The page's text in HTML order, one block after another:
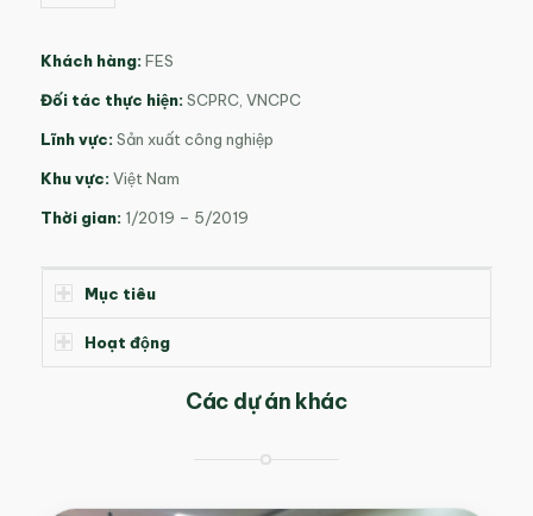
Khách hàng: FES
Đối tác thực hiện: SCPRC, VNCPC
Lĩnh vực: Sản xuất công nghiệp
Khu vực: Việt Nam
Thời gian: 1/2019 – 5/2019
Mục tiêu
Hoạt động
Các dự án khác